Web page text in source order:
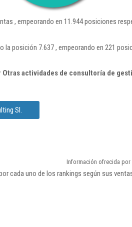
, empeorando en 11.944 posiciones
la posición 7.637 , empeorando en 221
Otras actividades de consultoría de
Sl.
Información ofrecida por
cada uno de los rankings según sus